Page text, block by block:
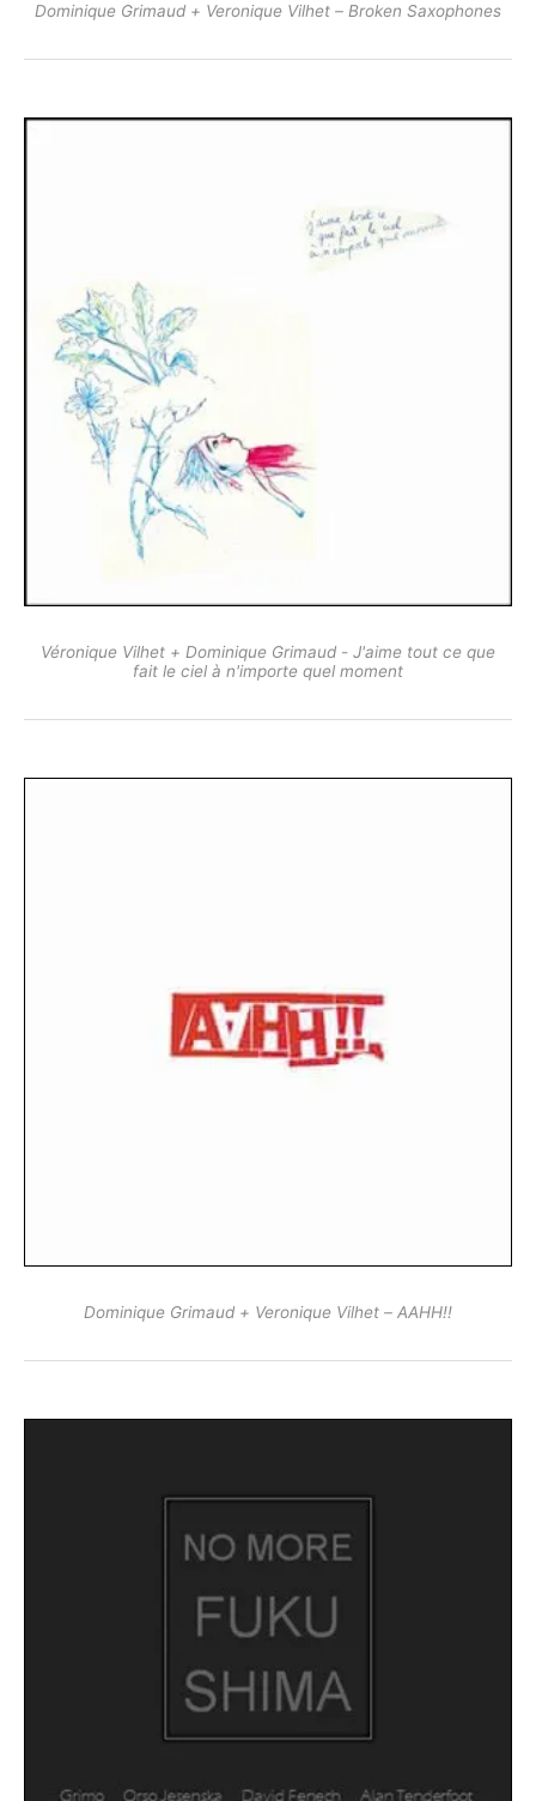
Dominique Grimaud + Veronique Vilhet ‎– Broken Saxophones
Véronique Vilhet + Dominique Grimaud - J'aime tout ce que
fait le ciel à n'importe quel moment
Dominique Grimaud + Veronique Vilhet ‎– AAHH!!